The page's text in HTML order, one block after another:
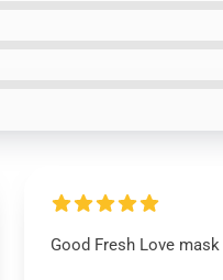
Good Fresh Love